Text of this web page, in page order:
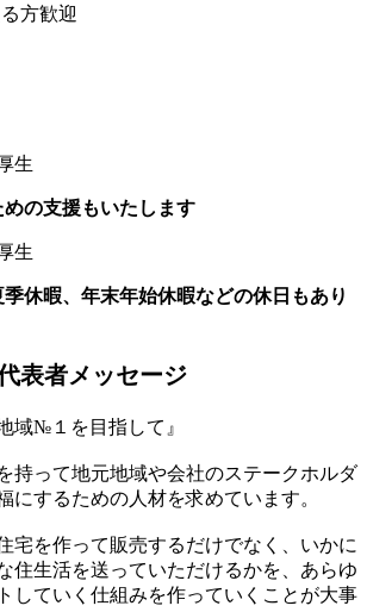
方歓迎
の支援もいたします
休暇、年末年始休暇などの休日もあり
表者メッセージ
域№１を目指して』
持って地元地域や会社のステークホルダ
にするための人材を求めています。
宅を作って販売するだけでなく、いかに
住生活を送っていただけるかを、あらゆ
していく仕組みを作っていくことが大事